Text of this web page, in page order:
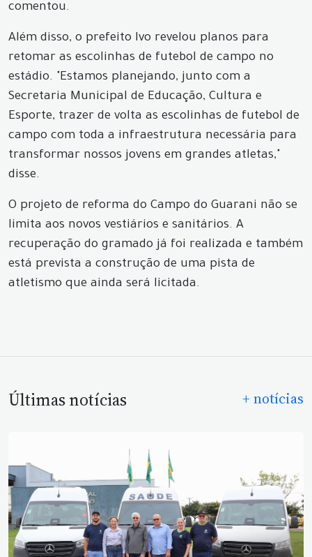
comentou.
Além disso, o prefeito Ivo revelou planos para
retomar as escolinhas de futebol de campo no
estádio. "Estamos planejando, junto com a
Secretaria Municipal de Educação, Cultura e
Esporte, trazer de volta as escolinhas de futebol de
campo com toda a infraestrutura necessária para
transformar nossos jovens em grandes atletas,"
disse.
O projeto de reforma do Campo do Guarani não se
limita aos novos vestiários e sanitários. A
recuperação do gramado já foi realizada e também
está prevista a construção de uma pista de
atletismo que ainda será licitada.
Últimas notícias + notícias